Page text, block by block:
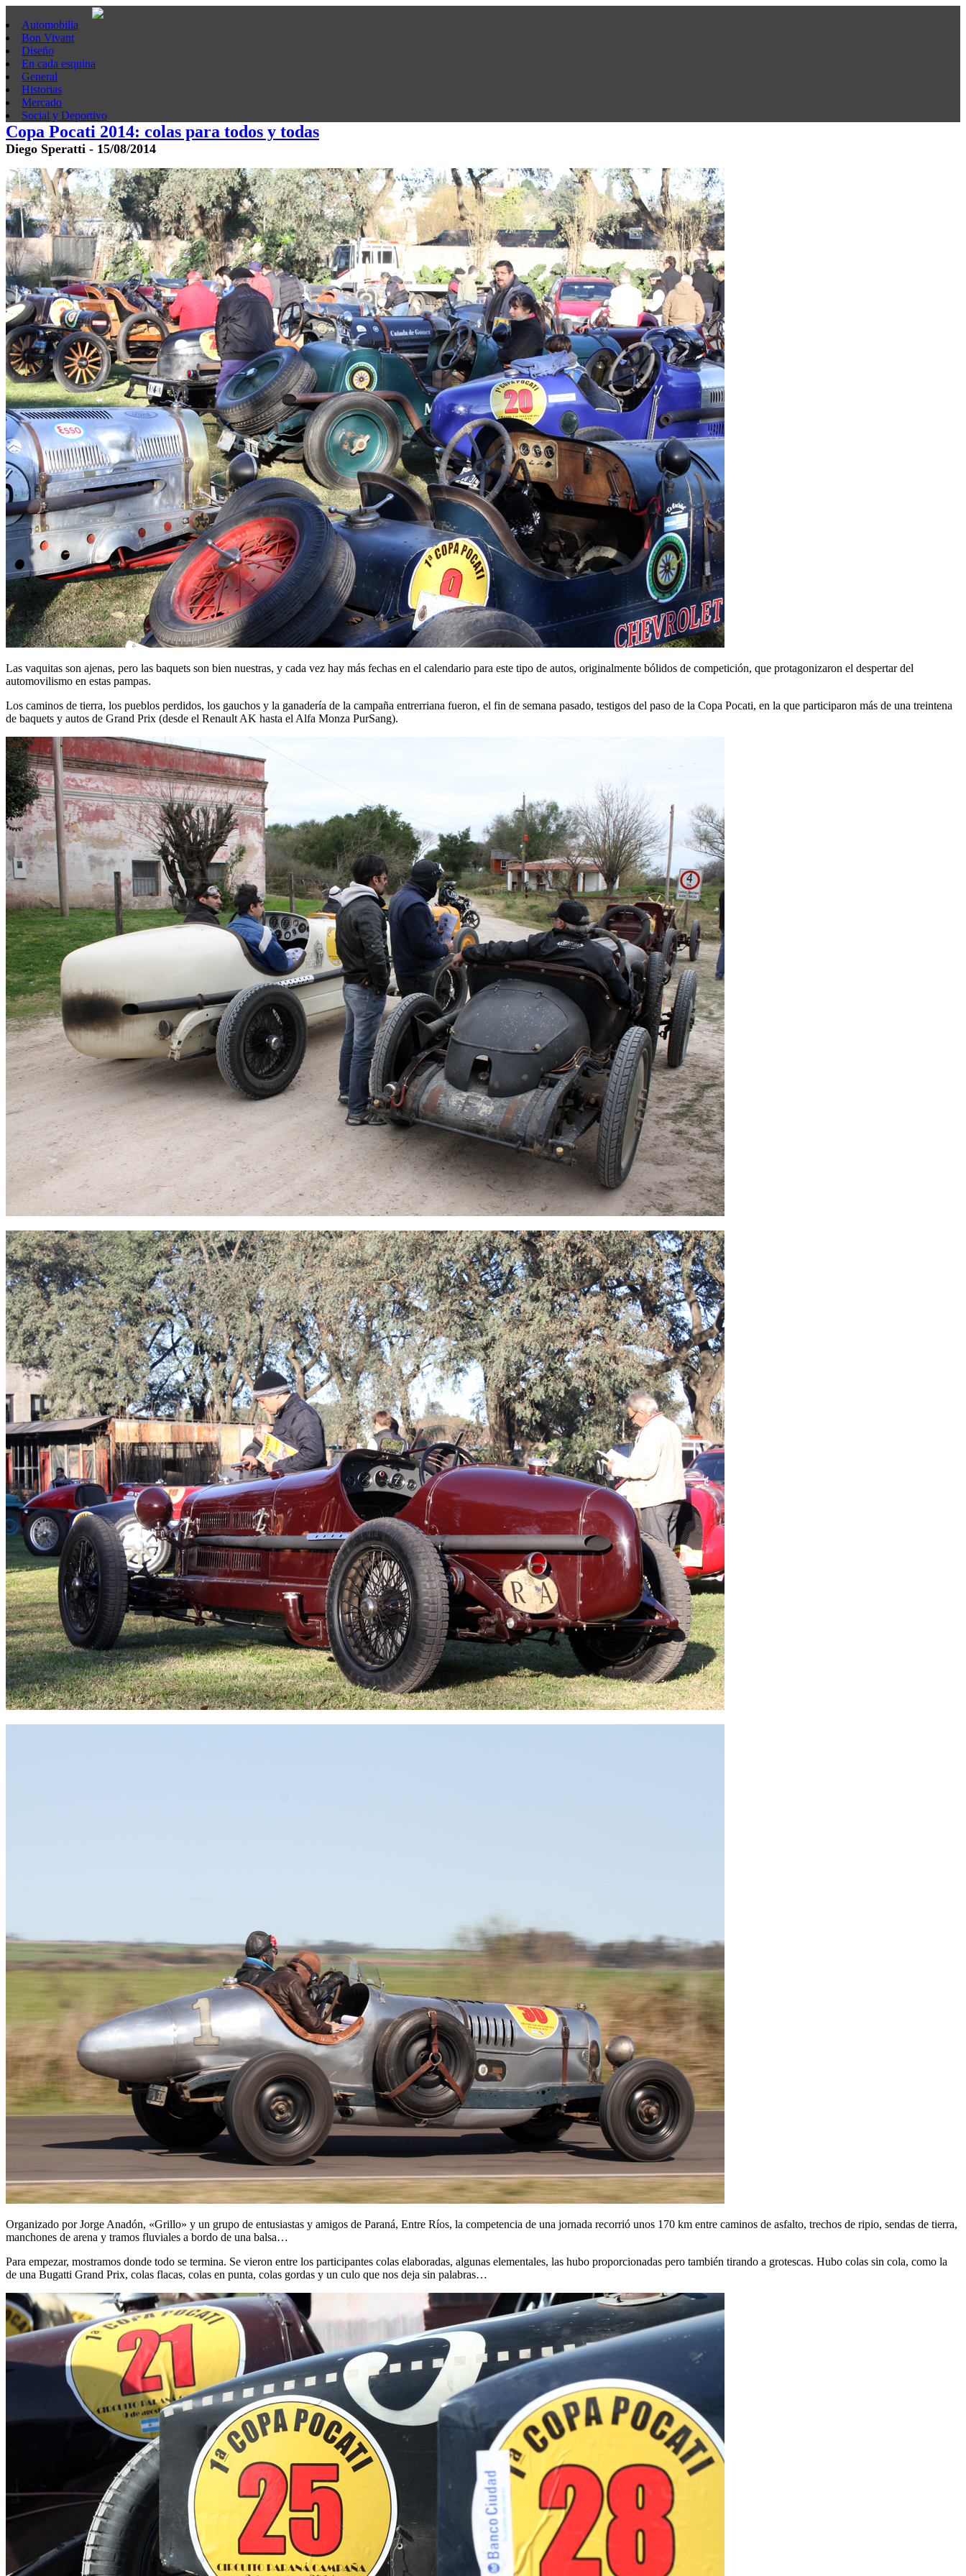
Automobilia
Bon Vivant
Diseño
En cada esquina
General
Historias
Mercado
Social y Deportivo
Copa Pocati 2014: colas para todos y todas
Diego Speratti - 15/08/2014
Las vaquitas son ajenas, pero las baquets son bien nuestras, y cada vez hay más fechas en el calendario para este tipo de autos, originalmente bólidos de competición, que protagonizaron el despertar del
automovilismo en estas pampas.
Los caminos de tierra, los pueblos perdidos, los gauchos y la ganadería de la campaña entrerriana fueron, el fin de semana pasado, testigos del paso de la Copa Pocati, en la que participaron más de una treintena
de baquets y autos de Grand Prix (desde el Renault AK hasta el Alfa Monza PurSang).
Organizado por Jorge Anadón, «Grillo» y un grupo de entusiastas y amigos de Paraná, Entre Ríos, la competencia de una jornada recorrió unos 170 km entre caminos de asfalto, trechos de ripio, sendas de tierra,
manchones de arena y tramos fluviales a bordo de una balsa…
Para empezar, mostramos donde todo se termina. Se vieron entre los participantes colas elaboradas, algunas elementales, las hubo proporcionadas pero también tirando a grotescas. Hubo colas sin cola, como la
de una Bugatti Grand Prix, colas flacas, colas en punta, colas gordas y un culo que nos deja sin palabras…